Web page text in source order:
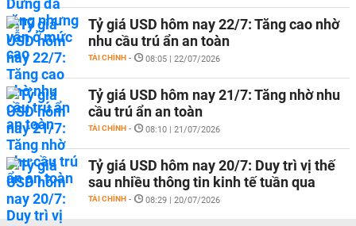
Tỷ giá USD hôm nay 22/7: Tăng cao nhờ
nhu cầu trú ẩn an toàn
TÀI CHÍNH - 08:05 | 22/07/2026
Tỷ giá USD hôm nay 21/7: Tăng nhờ nhu
cầu trú ẩn an toàn
TÀI CHÍNH - 08:10 | 21/07/2026
Tỷ giá USD hôm nay 20/7: Duy trì vị thế
sau nhiều thông tin kinh tế tuần qua
TÀI CHÍNH - 08:29 | 20/07/2026